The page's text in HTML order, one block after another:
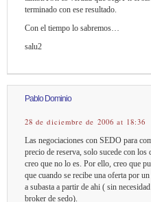
terminado con ese resultado.
Con el tiempo lo sabremos…
salu2
Pablo Dominio
28 de diciembre de 2006 at 18:36
Las negociaciones con SEDO para
precio de reserva, solo sucede con
creo que no lo es. Por ello, creo que
que cuando se recibe una oferta por
a subasta a partir de ahi ( sin
broker de sedo).